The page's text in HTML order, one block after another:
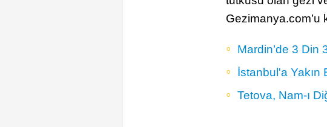
Gezimanya.com’u
Mardin’de 3 Din
İstanbul'a Yakın
Tetova, Nam-ı